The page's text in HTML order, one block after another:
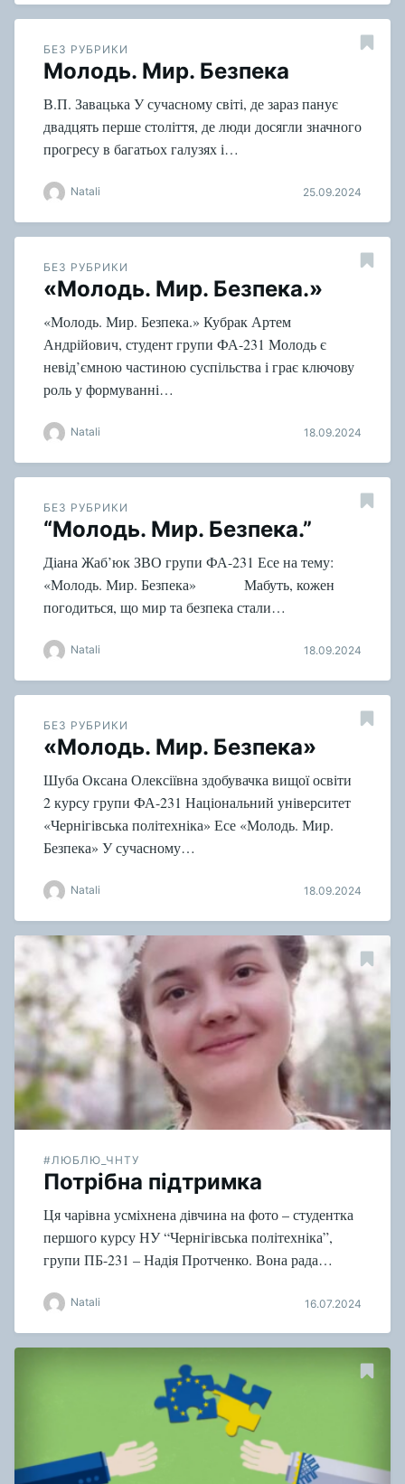
БЕЗ РУБРИКИ
Молодь. Мир. Безпека
В.П. Завацька У сучасному світі, де зараз панує
двадцять перше століття, де люди досягли значного
прогресу в багатьох галузях і…
Natali 25.09.2024
БЕЗ РУБРИКИ
«Молодь. Мир. Безпека.»
«Молодь. Мир. Безпека.» Кубрак Артем
Андрійович, студент групи ФА-231 Молодь є
невід’ємною частиною суспільства і грає ключову
роль у формуванні…
Natali 18.09.2024
БЕЗ РУБРИКИ
“Молодь. Мир. Безпека.”
Діана Жаб’юк ЗВО групи ФА-231 Есе на тему:
«Молодь. Мир. Безпека» Мабуть, кожен
погодиться, що мир та безпека стали…
Natali 18.09.2024
БЕЗ РУБРИКИ
«Молодь. Мир. Безпека»
Шуба Оксана Олексіївна здобувачка вищої освіти
2 курсу групи ФА-231 Національний університет
«Чернігівська політехніка» Есе «Молодь. Мир.
Безпека» У сучасному…
Natali 18.09.2024
#ЛЮБЛЮ_ЧНТУ
Потрібна підтримка
Ця чарівна усміхнена дівчина на фото – студентка
першого курсу НУ “Чернігівська політехніка”,
групи ПБ-231 – Надія Протченко. Вона рада…
Natali 16.07.2024